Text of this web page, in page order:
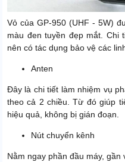
Vỏ của GP-950 (UHF - 5W)
màu đen tuyền đẹp mắt. Chi
nên có tác dụng bảo vệ các
Anten
Đây là chi tiết làm nhiệm vụ
theo cả 2 chiều. Từ đó giúp
hiệu quả, không bị gián đoạn.
Nút chuyển kênh
Nằm ngay phần đầu máy,